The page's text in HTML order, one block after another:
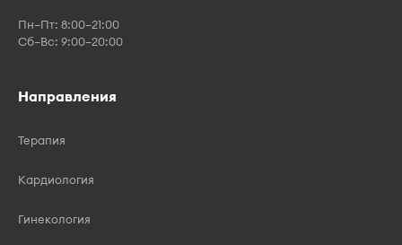
Пн–Пт: 8:00–21:00
Сб–Вс: 9:00–20:00
Направления
Терапия
Кардиология
Гинекология